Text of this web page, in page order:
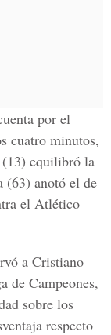
por el
cuatro minutos,
(13) equilibró la
anotó el de
el Atlético
a Cristiano
de Campeones,
sobre los
respecto